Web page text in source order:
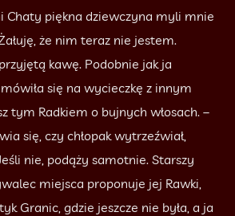
Chaty piękna dziewczyna myli mnie
że nim teraz nie jestem.
kawę. Podobnie jak ja
się na wycieczkę z innym
tym Radkiem o bujnych włosach. –
się, czy chłopak wytrzeźwiał,
nie, podąży samotnie. Starszy
miejsca proponuje jej Rawki,
Granic, gdzie jeszcze nie była, a ja